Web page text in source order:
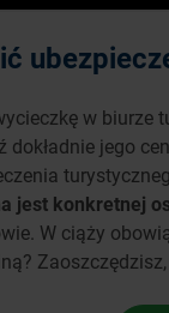
w biurze
dokładnie jego
jest konkretnej
W ciąży